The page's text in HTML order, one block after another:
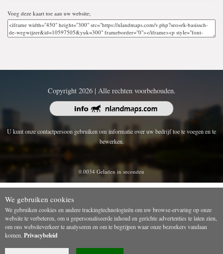
Voeg deze kaart toe aan uw website;
Copyright 2026 | Alle rechten voorbehouden.
U kunt onze contactpersoon gebruiken om informatie over uw bedrijf toe te voegen en te
bewerken.
0.0034 Geladen in seconden
We gebruiken cookies
We gebruiken cookies en andere trackingtechnologieën om uw browse-ervaring op onze
website te verbeteren, om u gepersonaliseerde inhoud en gerichte advertenties te laten zien,
om ons websiteverkeer te analyseren en om te begrijpen waar onze bezoekers vandaan
komen. Privacybeleid